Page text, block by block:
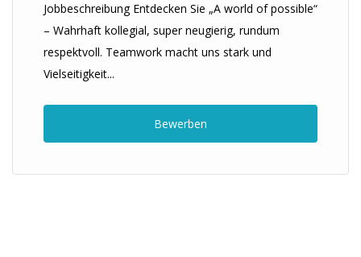
Jobbeschreibung Entdecken Sie „A world of possible“
– Wahrhaft kollegial, super neugierig, rundum
respektvoll. Teamwork macht uns stark und
Vielseitigkeit...
Bewerben